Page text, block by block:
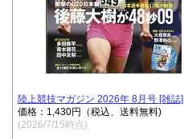
陸上競技マガジン 2026年 8月号 [雑誌]
価格：1,430円（税込、送料無料)
(2026/7/15時点)